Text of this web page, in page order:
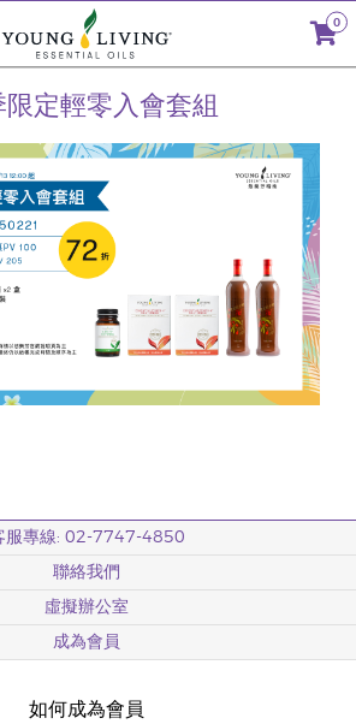
0
限定輕零入會套組
服專線: 02-7747-4850
聯絡我們
虛擬辦公室
成為會員
如何成為會員